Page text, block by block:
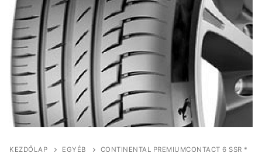
KEZDŐLAP EGYÉB CONTINENTAL PREMIUMCONTACT 6 SSR *